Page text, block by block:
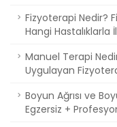
Fizyoterapi Nedir?
Hangi Hastalıklarla
Manuel Terapi
Uygulayan
Boyun Ağrısı ve
Egzersiz +